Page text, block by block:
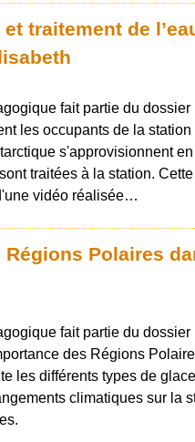
traitement de
fait partie du
les occupants de la
s'approvisionnent
traitées à la station.
vidéo réalisée…
Régions Polaires
fait partie du
des Régions
les différents types de
climatiques sur la